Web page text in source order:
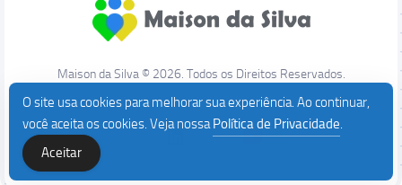
Maison da Silva © 2026. Todos os Direitos Reservados.
O site usa cookies para melhorar sua experiência. Ao continuar,
você aceita os cookies. Veja nossaPolítica de Privacidade.
Aceitar